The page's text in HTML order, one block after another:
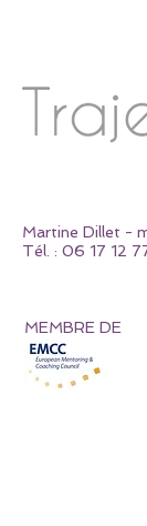
MEMBRE DE
Martine Dillet -
Tél. : 06 17 12